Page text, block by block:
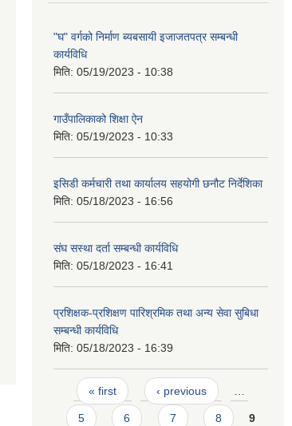
"घ" वर्गको निर्माण ब्यबसायी इजाजतपत्र सम्बन्धी
कार्यविधि
मिति: 05/19/2023 - 10:38
गाउँपालिकाको शिक्षा ऐन
मिति: 05/19/2023 - 10:33
इसिडी कर्मचारी तथा कार्यालय सहयोगी छनौट निर्देशिका
मिति: 05/18/2023 - 16:56
संघ सस्था दर्ता सम्बन्धी कार्यविधि
मिति: 05/18/2023 - 16:41
प्रशिक्षक-प्रशिक्षण पारिश्रमिक तथा अन्य सेवा सुबिधा
सम्बन्धी कार्यविधि
मिति: 05/18/2023 - 16:39
Pages
« first ‹ previous …
5 6 7 8 9